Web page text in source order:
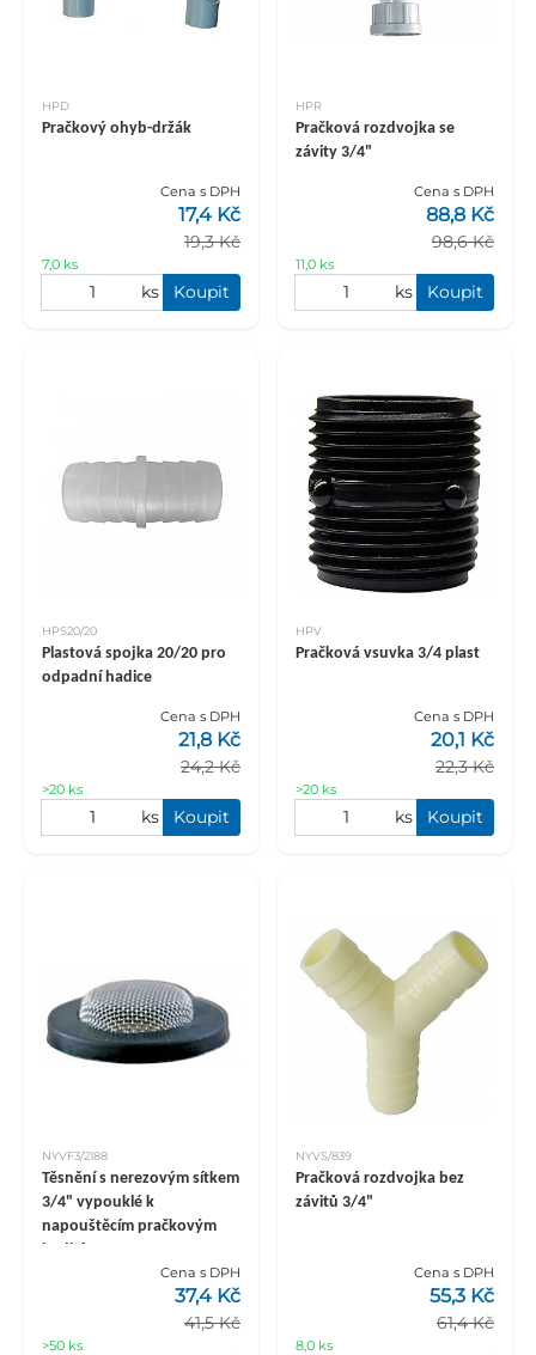
HPD
Pračkový ohyb-držák
Cena s DPH
19,3 Kč
17,4 Kč
7,0 ks
ks Koupit
HPR
Pračková rozdvojka se
závity 3/4"
Cena s DPH
98,6 Kč
88,8 Kč
11,0 ks
ks Koupit
HPS20/20
Plastová spojka 20/20 pro
odpadní hadice
Cena s DPH
24,2 Kč
21,8 Kč
>20 ks
ks Koupit
HPV
Pračková vsuvka 3/4 plast
Cena s DPH
22,3 Kč
20,1 Kč
>20 ks
ks Koupit
NYVF3/2188
Těsnění s nerezovým sítkem
3/4" vypouklé k
napouštěcím pračkovým
hadicím, EPDM
Cena s DPH
41,5 Kč
37,4 Kč
>50 ks
NYVS/839
Pračková rozdvojka bez
závitů 3/4"
Cena s DPH
61,4 Kč
55,3 Kč
8,0 ks